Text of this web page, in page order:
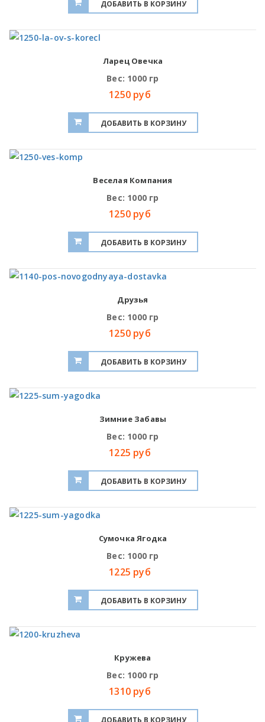
Ларец Овечка
Вес: 1000 гр
1250 руб
Веселая Компания
Вес: 1000 гр
1250 руб
Друзья
Вес: 1000 гр
1250 руб
Зимние Забавы
Вес: 1000 гр
1225 руб
Сумочка Ягодка
Вес: 1000 гр
1225 руб
Кружева
Вес: 1000 гр
1310 руб